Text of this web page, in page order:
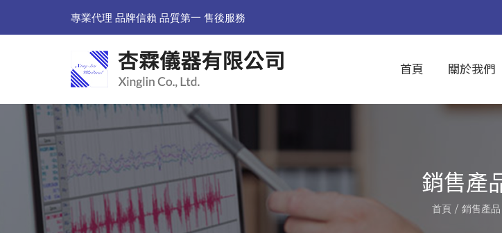
專業代理 品牌信賴 品質第一 售後服務
首頁 關於我們
銷售產
首頁 銷售產品